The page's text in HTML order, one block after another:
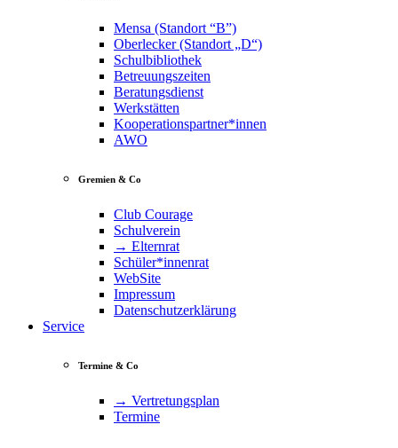
Mensa (Standort “B”)
Oberlecker (Standort „D“)
Schulbibliothek
Betreuungszeiten
Beratungsdienst
Werkstätten
Kooperationspartner*innen
AWO
Gremien & Co
Club Courage
Schulverein
→ Elternrat
Schüler*innenrat
WebSite
Impressum
Datenschutzerklärung
Service
Termine & Co
→ Vertretungsplan
Termine